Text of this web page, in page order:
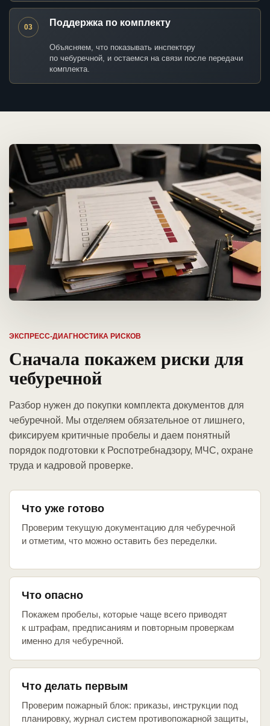
03 Поддержка по комплекту
Объясняем, что показывать инспектору
по чебуречной, и остаемся на связи после передачи
комплекта.
ЭКСПРЕСС-ДИАГНОСТИКА РИСКОВ
Сначала покажем риски для
чебуречной
Разбор нужен до покупки комплекта документов для
чебуречной. Мы отделяем обязательное от лишнего,
фиксируем критичные пробелы и даем понятный
порядок подготовки к Роспотребнадзору, МЧС, охране
труда и кадровой проверке.
Что уже готово
Проверим текущую документацию для чебуречной
и отметим, что можно оставить без переделки.
Что опасно
Покажем пробелы, которые чаще всего приводят
к штрафам, предписаниям и повторным проверкам
именно для чебуречной.
Что делать первым
Проверим пожарный блок: приказы, инструкции под
планировку, журнал систем противопожарной защиты,